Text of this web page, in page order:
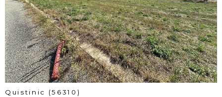
bien
Quistinic (56310)